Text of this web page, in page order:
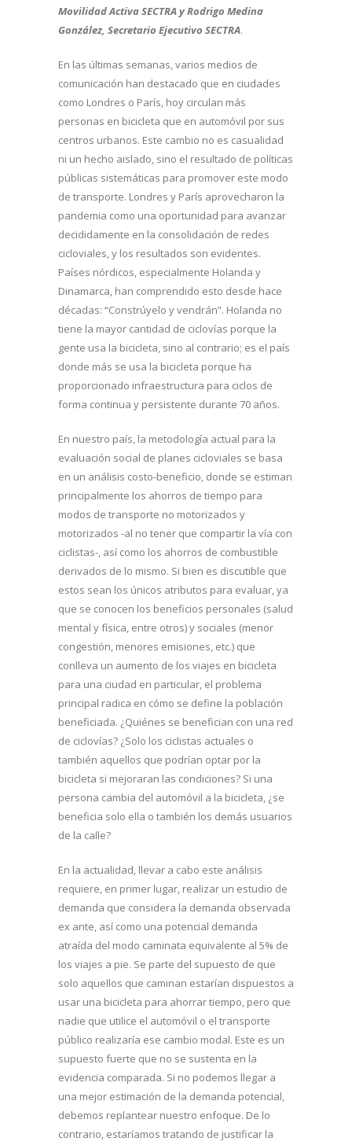
Movilidad Activa SECTRA y Rodrigo Medina
González, Secretario Ejecutivo SECTRA.
En las últimas semanas, varios medios de
comunicación han destacado que en ciudades
como Londres o París, hoy circulan más
personas en bicicleta que en automóvil por sus
centros urbanos. Este cambio no es casualidad
ni un hecho aislado, sino el resultado de políticas
públicas sistemáticas para promover este modo
de transporte. Londres y París aprovecharon la
pandemia como una oportunidad para avanzar
decididamente en la consolidación de redes
cicloviales, y los resultados son evidentes.
Países nórdicos, especialmente Holanda y
Dinamarca, han comprendido esto desde hace
décadas: “Constrúyelo y vendrán”. Holanda no
tiene la mayor cantidad de ciclovías porque la
gente usa la bicicleta, sino al contrario; es el país
donde más se usa la bicicleta porque ha
proporcionado infraestructura para ciclos de
forma continua y persistente durante 70 años.
En nuestro país, la metodología actual para la
evaluación social de planes cicloviales se basa
en un análisis costo-beneficio, donde se estiman
principalmente los ahorros de tiempo para
modos de transporte no motorizados y
motorizados -al no tener que compartir la vía con
ciclistas-, así como los ahorros de combustible
derivados de lo mismo. Si bien es discutible que
estos sean los únicos atributos para evaluar, ya
que se conocen los beneficios personales (salud
mental y física, entre otros) y sociales (menor
congestión, menores emisiones, etc.) que
conlleva un aumento de los viajes en bicicleta
para una ciudad en particular, el problema
principal radica en cómo se define la población
beneficiada. ¿Quiénes se benefician con una red
de ciclovías? ¿Solo los ciclistas actuales o
también aquellos que podrían optar por la
bicicleta si mejoraran las condiciones? Si una
persona cambia del automóvil a la bicicleta, ¿se
beneficia solo ella o también los demás usuarios
de la calle?
En la actualidad, llevar a cabo este análisis
requiere, en primer lugar, realizar un estudio de
demanda que considera la demanda observada
ex ante, así como una potencial demanda
atraída del modo caminata equivalente al 5% de
los viajes a pie. Se parte del supuesto de que
solo aquellos que caminan estarían dispuestos a
usar una bicicleta para ahorrar tiempo, pero que
nadie que utilice el automóvil o el transporte
público realizaría ese cambio modal. Este es un
supuesto fuerte que no se sustenta en la
evidencia comparada. Si no podemos llegar a
una mejor estimación de la demanda potencial,
debemos replantear nuestro enfoque. De lo
contrario, estaríamos tratando de justificar la